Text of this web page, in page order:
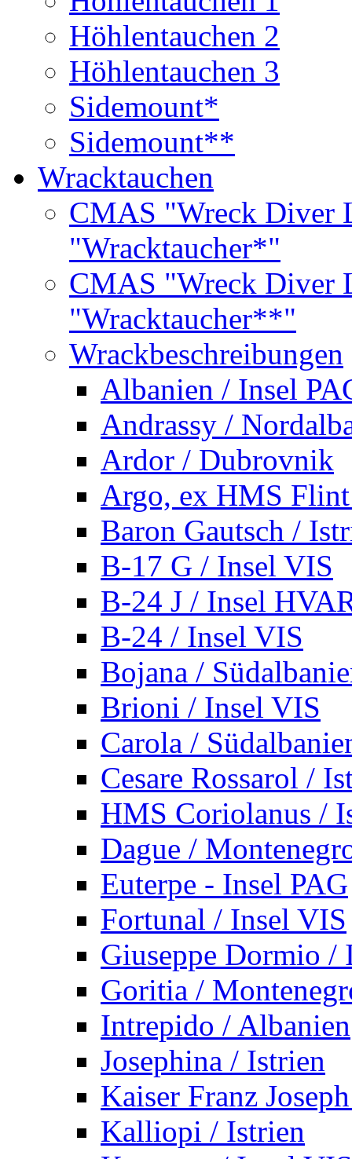
Höhlentauchen 2
Höhlentauchen 3
Sidemount*
Sidemount**
Wracktauchen
CMAS "Wreck Diver
"Wracktaucher*"
CMAS "Wreck Diver
"Wracktaucher**"
Wrackbeschreibungen
Albanien / Insel
Andrassy /
Ardor / Dubrovnik
Argo, ex HMS
Baron Gautsch /
B-17 G / Insel VIS
B-24 J / Insel
B-24 / Insel VIS
Bojana /
Brioni / Insel VIS
Carola /
Cesare Rossarol /
HMS Coriolanus /
Dague /
Euterpe - Insel PAG
Fortunal / Insel VIS
Giuseppe Dormio /
Goritia /
Intrepido / Albanien
Josephina / Istrien
Kaiser Franz
Kalliopi / Istrien